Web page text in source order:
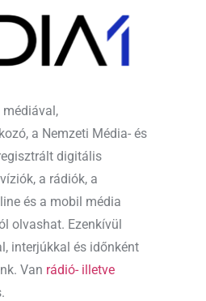
médiával,
a Nemzeti Média- és
digitális
a rádiók, a
és a mobil média
olvashat. Ezenkívül
interjúkkal és időnként
Van rádió- illetve